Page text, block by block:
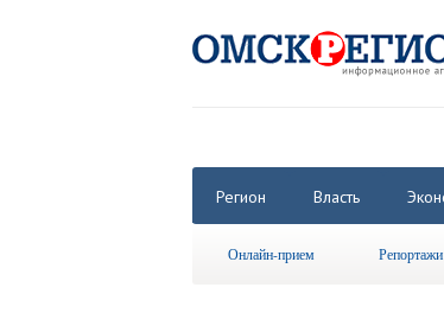
Регион Власть
Онлайн-прием Репортажи